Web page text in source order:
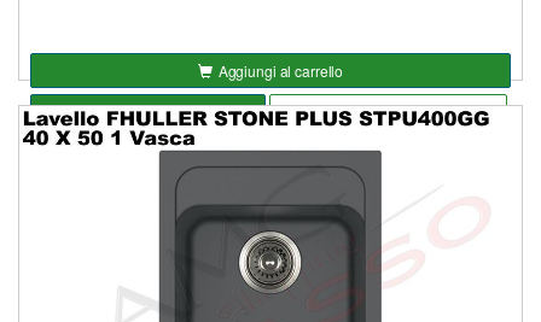
Aggiungi al carrello
Seleziona opzioni
Aggiungi alla lista